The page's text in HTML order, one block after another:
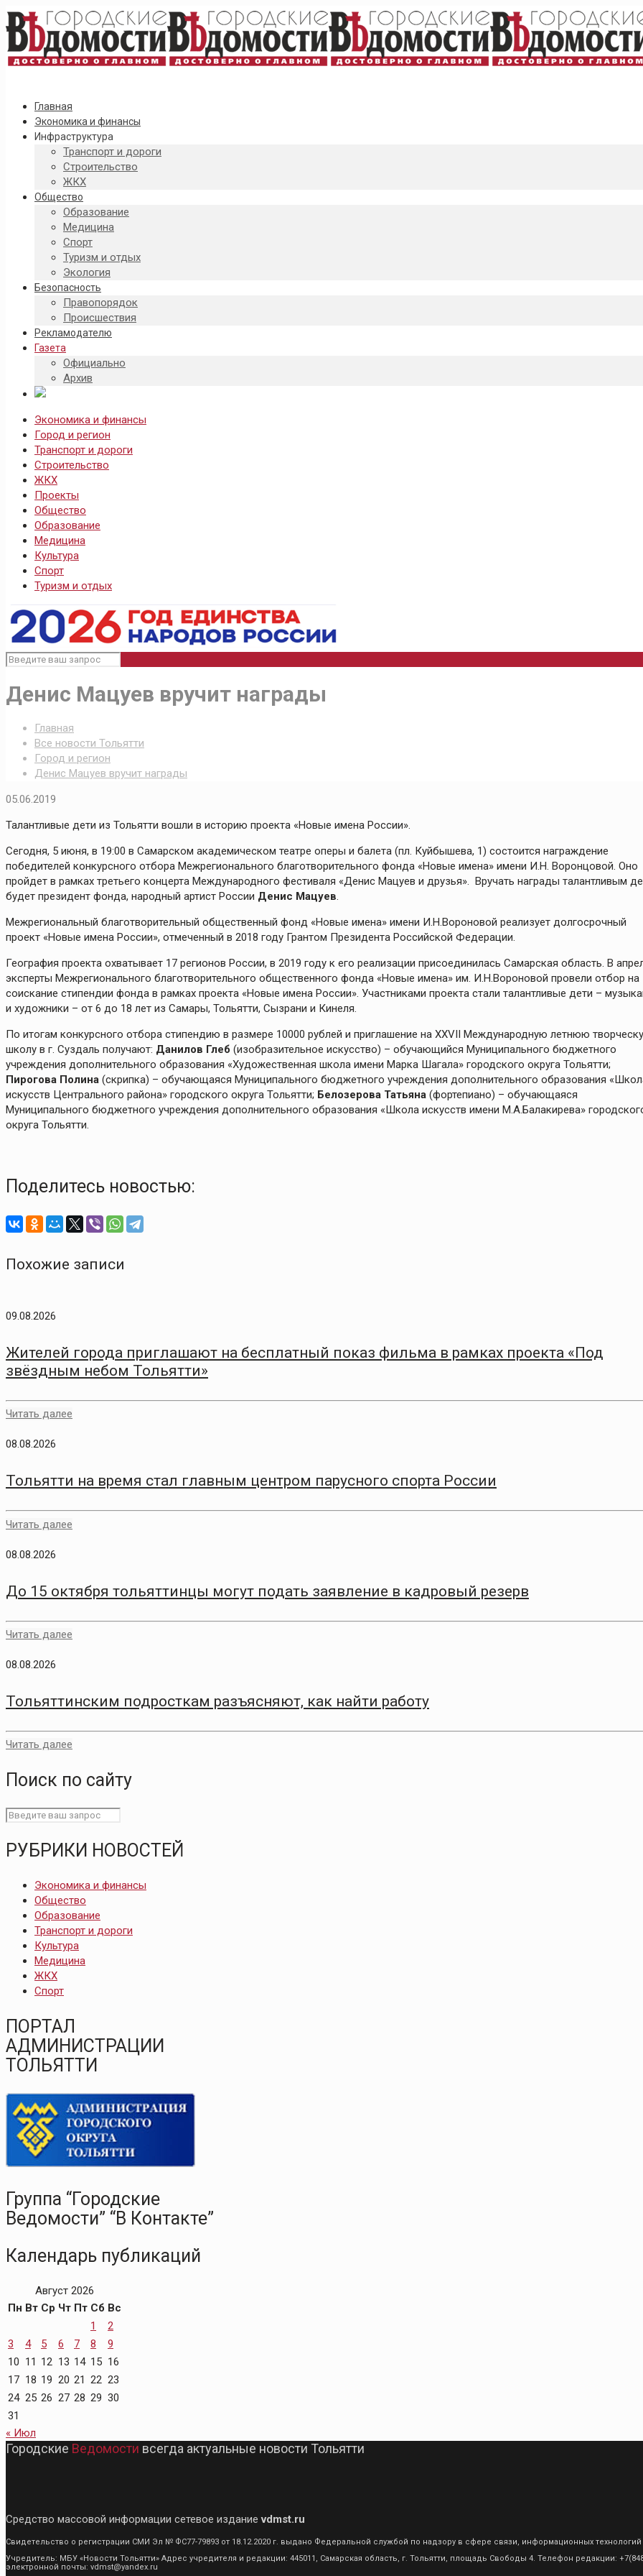
Главная
Экономика и финансы
Инфраструктура
Транспорт и дороги
Строительство
ЖКХ
Общество
Образование
Медицина
Спорт
Туризм и отдых
Экология
Безопасность
Правопорядок
Происшествия
Рекламодателю
Газета
Официально
Архив
Экономика и финансы
Город и регион
Транспорт и дороги
Строительство
ЖКХ
Проекты
Общество
Образование
Медицина
Культура
Спорт
Туризм и отдых
Денис Мацуев вручит награды
Главная
Все новости Тольятти
Город и регион
Денис Мацуев вручит награды
05.06.2019
Талантливые дети из Тольятти вошли в историю проекта «Новые имена России».
Сегодня, 5 июня, в 19:00 в Самарском академическом театре оперы и балета (пл. Куйбышева, 1) состоится награждение
победителей конкурсного отбора Межрегионального благотворительного фонда «Новые имена» имени И.Н. Воронцовой. Оно
пройдет в рамках третьего концерта Международного фестиваля «Денис Мацуев и друзья». Вручать награды талантливым
будет президент фонда, народный артист России Денис Мацуев.
Межрегиональный благотворительный общественный фонд «Новые имена» имени И.Н.Вороновой реализует долгосрочный
проект «Новые имена России», отмеченный в 2018 году Грантом Президента Российской Федерации.
География проекта охватывает 17 регионов России, в 2019 году к его реализации присоединилась Самарская область. В
эксперты Межрегионального благотворительного общественного фонда «Новые имена» им. И.Н.Вороновой провели отбор на
соискание стипендии фонда в рамках проекта «Новые имена России». Участниками проекта стали талантливые дети –
и художники – от 6 до 18 лет из Самары, Тольятти, Сызрани и Кинеля.
По итогам конкурсного отбора стипендию в размере 10000 рублей и приглашение на XXVII Международную летнюю
школу в г. Суздаль получают: Данилов Глеб (изобразительное искусство) – обучающийся Муниципального бюджетного
учреждения дополнительного образования «Художественная школа имени Марка Шагала» городского округа Тольятти;
Пирогова Полина (скрипка) – обучающаяся Муниципального бюджетного учреждения дополнительного образования
искусств Центрального района» городского округа Тольятти; Белозерова Татьяна (фортепиано) – обучающаяся
Муниципального бюджетного учреждения дополнительного образования «Школа искусств имени М.А.Балакирева»
округа Тольятти.
Поделитесь новостью:
Похожие записи
09.08.2026
Жителей города приглашают на бесплатный показ фильма в рамках проекта «Под
звёздным небом Тольятти»
Читать далее
08.08.2026
Тольятти на время стал главным центром парусного спорта России
Читать далее
08.08.2026
До 15 октября тольяттинцы могут подать заявление в кадровый резерв
Читать далее
08.08.2026
Тольяттинским подросткам разъясняют, как найти работу
Читать далее
Поиск по сайту
РУБРИКИ НОВОСТЕЙ
Экономика и финансы
Общество
Образование
Транспорт и дороги
Культура
Медицина
ЖКХ
Спорт
ПОРТАЛ
АДМИНИСТРАЦИИ
ТОЛЬЯТТИ
Группа “Городские
Ведомости” “В Контакте”
Календарь публикаций
Август 2026
Пн Вт Ср Чт Пт Сб Вс
1
2
3
4 5 6 7 8
9
10 11 12 13 14 15 16
17 18 19 20 21 22 23
24 25 26 27 28 29 30
31
« Июл
Городские Ведомости всегда актуальные новости Тольятти
Средство массовой информации сетевое изданиеvdmst.ru
Свидетельство о регистрации СМИ Эл № ФС77-79893 от 18.12.2020 г. выдано Федеральной службой по надзору в сфере связи, информационных
Учредитель: МБУ «Новости Тольятти» Адрес учредителя и редакции: 445011, Самарская область, г. Тольятти, площадь Свободы 4. Телефон редакции:
электронной почты: vdmst@yandex.ru